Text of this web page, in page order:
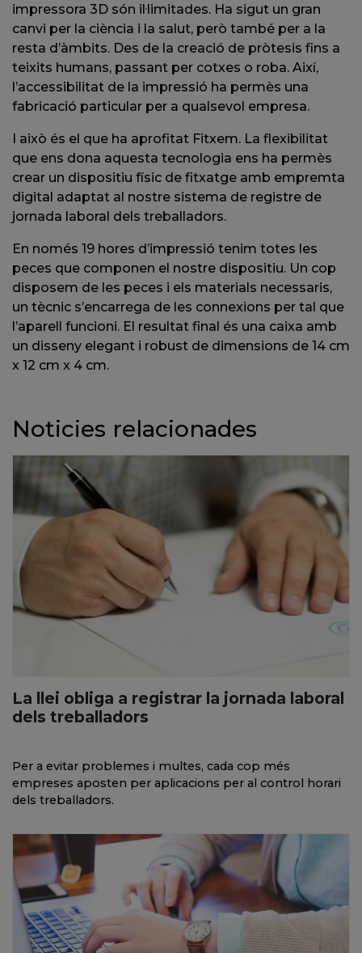
impressora 3D són il·limitades. Ha sigut un gran
canvi per la ciència i la salut, però també per a la
resta d’àmbits. Des de la creació de pròtesis fins a
teixits humans, passant per cotxes o roba. Així,
l’accessibilitat de la impressió ha permès una
fabricació particular per a qualsevol empresa.
I això és el que ha aprofitat Fitxem. La flexibilitat
que ens dona aquesta tecnologia ens ha permès
crear un dispositiu físic de fitxatge amb empremta
digital adaptat al nostre sistema de registre de
jornada laboral dels treballadors.
En només 19 hores d’impressió tenim totes les
peces que componen el nostre dispositiu. Un cop
disposem de les peces i els materials necessaris,
un tècnic s’encarrega de les connexions per tal que
l’aparell funcioni. El resultat final és una caixa amb
un disseny elegant i robust de dimensions de 14 cm
x 12 cm x 4 cm.
Noticies relacionades
La llei obliga a registrar la jornada laboral
dels treballadors
Per a evitar problemes i multes, cada cop més
empreses aposten per aplicacions per al control horari
dels treballadors.